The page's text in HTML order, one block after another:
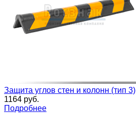
Защита углов стен и колонн (тип 3)
1164 руб.
Подробнее